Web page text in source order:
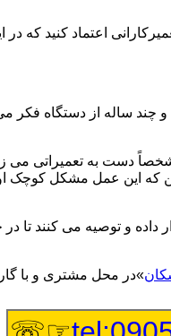
اعتماد کنید که
چند ساله از دستگاه فکر
دست به تعمیراتی می
که این عمل مشکل
داده و توصیه می کنند
»در محل مشتری و با